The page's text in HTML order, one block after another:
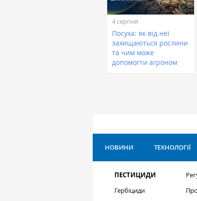
4 серпня
Посуха: як від неї
захищаються рослини
та чим може
допомогти агроном
НОВИНИ ТЕХНОЛОГІЇ
ПЕСТИЦИДИ
Гербіциди